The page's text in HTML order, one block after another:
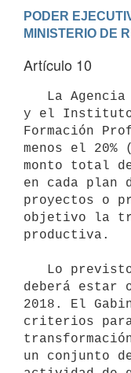
PODER
Artículo 10
y el Instituto
Formación
menos el
monto total
en cada plan
proyectos o
objetivo la
productiva.
deberá estar
2018. El
criterios
un conjunto